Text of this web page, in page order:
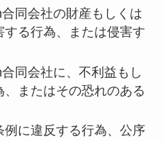
同会社の財産もしくは
る行為、または侵害す
同会社に、不利益もし
、またはその恐れのある
に違反する行為、公序